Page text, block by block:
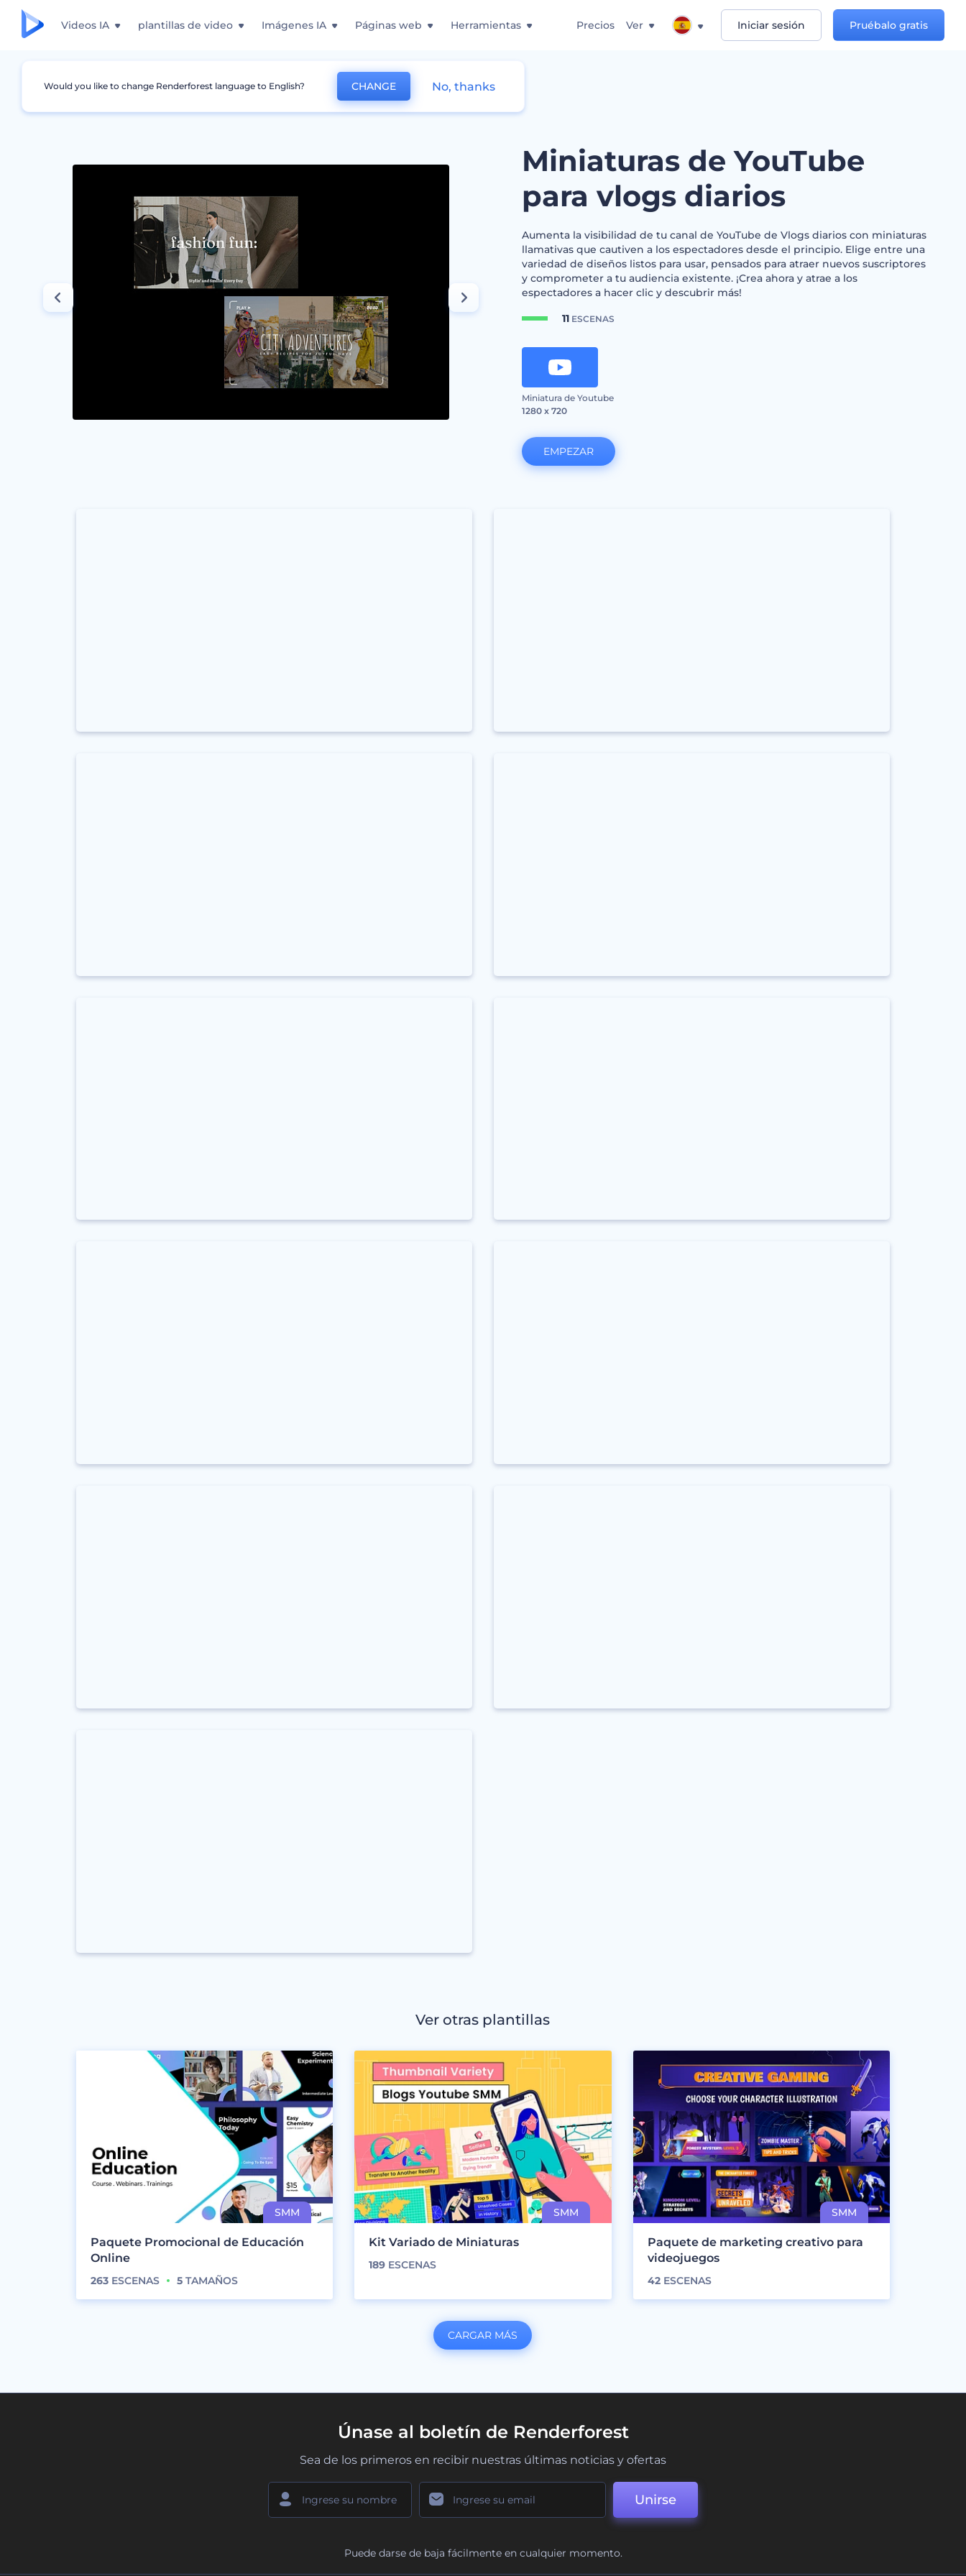
Videos IA plantillas de video Imágenes IA Páginas web Herramientas Precios Ver Iniciar sesión Pruébalo gratis
Gráficos Miniatura de YouTube Miniaturas de YouTube para vlogs diarios
Miniaturas de YouTube
para vlogs diarios
Aumenta la visibilidad de tu canal de YouTube de Vlogs diarios con miniaturas
llamativas que cautiven a los espectadores desde el principio. Elige entre una
variedad de diseños listos para usar, pensados para atraer nuevos suscriptores
y comprometer a tu audiencia existente. ¡Crea ahora y atrae a los
espectadores a hacer clic y descubrir más!
11 ESCENAS
Miniatura de Youtube
1280 x 720
EMPEZAR
Ver otras plantillas
Paquete Promocional de Educación
Online
263 ESCENAS 5 TAMAÑOS
Kit Variado de Miniaturas
189 ESCENAS
Paquete de marketing creativo para
videojuegos
42ESCENAS
CARGAR MÁS
Únase al boletín de Renderforest
Sea de los primeros en recibir nuestras últimas noticias y ofertas
Unirse
Puede darse de baja fácilmente en cualquier momento.
Would you like to change Renderforest language to English? CHANGE No, thanks